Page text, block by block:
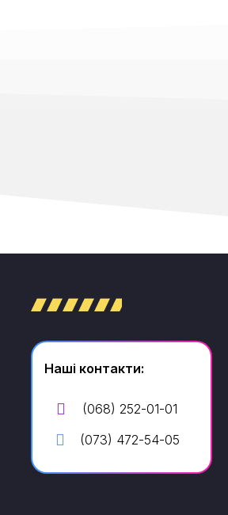
Наші контакти:
(068) 252-01-01
(073) 472-54-05